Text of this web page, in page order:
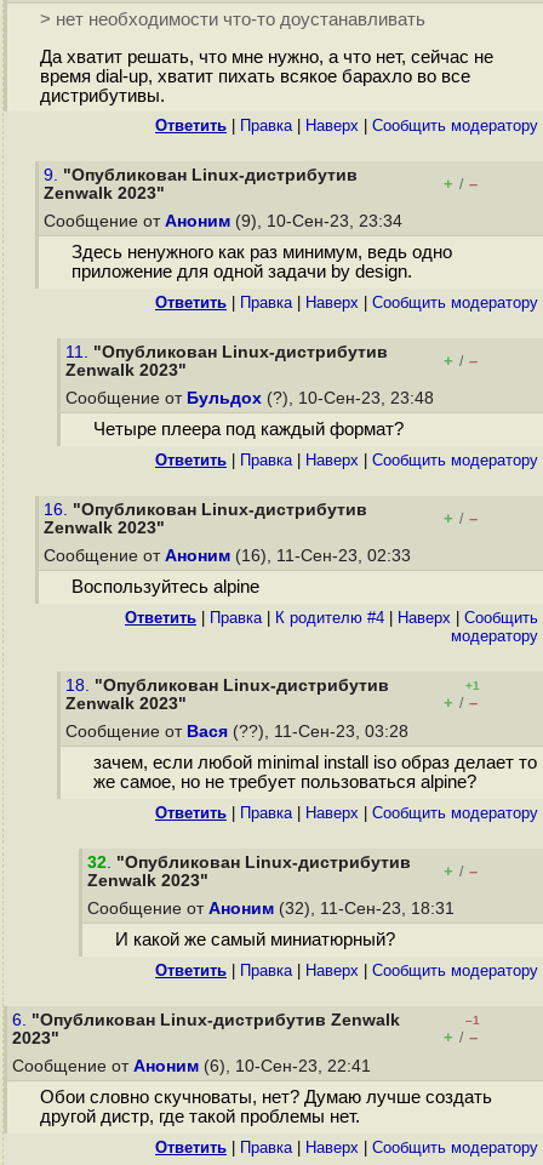
> нет необходимости что-то доустанавливать
Да хватит решать, что мне нужно, а что нет, сейчас не
время dial-up, хватит пихать всякое барахло во все
дистрибутивы.
Ответить Правка| Наверх Cообщить модератору
9. "Опубликован Linux-дистрибутив
Zenwalk 2023"
+ / –
Сообщение от Аноним (9), 10-Сен-23, 23:34
Здесь ненужного как раз минимум, ведь одно
приложение для одной задачи by design.
Ответить Правка| Наверх Cообщить модератору
11. "Опубликован Linux-дистрибутив
Zenwalk 2023"
+ / –
Сообщение от Бульдох (?), 10-Сен-23, 23:48
Четыре плеера под каждый формат?
Ответить Правка| Наверх Cообщить модератору
16. "Опубликован Linux-дистрибутив
Zenwalk 2023"
+ / –
Сообщение от Аноним (16), 11-Сен-23, 02:33
Воспользуйтесь alpine
Ответить Правка| К родителю #4 Наверх
Cообщить
модератору
18. "Опубликован Linux-дистрибутив
Zenwalk 2023"
+1
+ / –
Сообщение от Вася (??), 11-Сен-23, 03:28
зачем, если любой minimal install iso образ делает то
же самое, но не требует пользоваться alpine?
Ответить Правка| Наверх Cообщить модератору
32. "Опубликован Linux-дистрибутив
Zenwalk 2023"
+ / –
Сообщение от Аноним (32), 11-Сен-23, 18:31
И какой же самый миниатюрный?
Ответить Правка| Наверх Cообщить модератору
6. "Опубликован Linux-дистрибутив Zenwalk
2023"
–1
+ / –
Сообщение от Аноним (6), 10-Сен-23, 22:41
Обои словно скучноваты, нет? Думаю лучше создать
другой дистр, где такой проблемы нет.
Ответить Правка| Наверх Cообщить модератору